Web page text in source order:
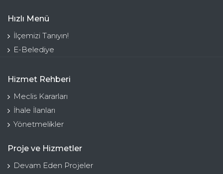
Hızlı Menü
İlçemizi Tanıyın!
E-Belediye
Hizmet Rehberi
Meclis Kararları
İhale İlanları
Yönetmelikler
Proje ve Hizmetler
Devam Eden Projeler